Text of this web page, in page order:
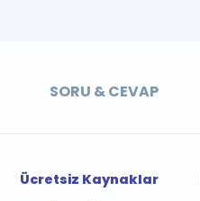
SORU & CEVAP
Ücretsiz Kaynaklar